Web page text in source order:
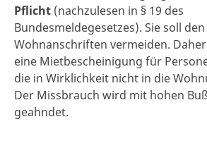
Pflicht (nachzulesen in § 19 des
Bundesmeldegesetzes). Sie soll
Wohnanschriften vermeiden.
eine Mietbescheinigung für
die in Wirklichkeit nicht in die
Der Missbrauch wird mit hohen
geahndet.